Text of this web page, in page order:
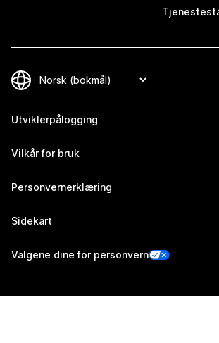
Utviklerpålogging
Vilkår for bruk
Personvernerklæring
Sidekart
Valgene dine for personvern